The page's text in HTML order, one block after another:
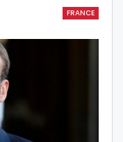
FRANCE